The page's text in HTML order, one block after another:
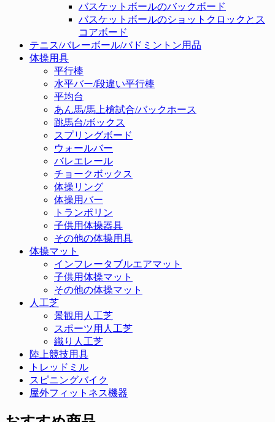
バスケットボールのバックボード
バスケットボールのショットクロックとス
コアボード
テニス/バレーボール/バドミントン用品
体操用具
平行棒
水平バー/段違い平行棒
平均台
あん馬/馬上槍試合/バックホース
跳馬台/ボックス
スプリングボード
ウォールバー
バレエレール
チョークボックス
体操リング
体操用バー
トランポリン
子供用体操器具
その他の体操用具
体操マット
インフレータブルエアマット
子供用体操マット
その他の体操マット
人工芝
景観用人工芝
スポーツ用人工芝
織り人工芝
陸上競技用具
トレッドミル
スピニングバイク
屋外フィットネス機器